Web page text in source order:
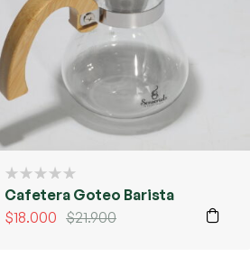
Cafetera Goteo Barista
$21.900
$18.000